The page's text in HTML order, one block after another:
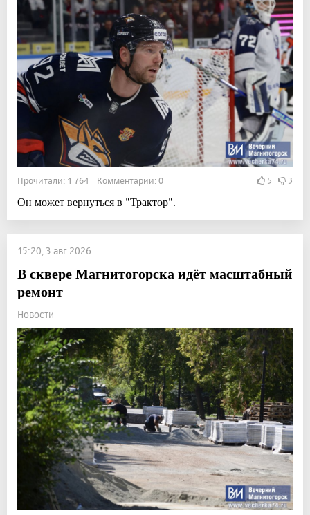
Прочитали: 1 764 Комментарии: 0 5 3
Он может вернуться в "Трактор".
15:20, 3 авг 2026
В сквере Магнитогорска идёт масштабный
ремонт
Новости